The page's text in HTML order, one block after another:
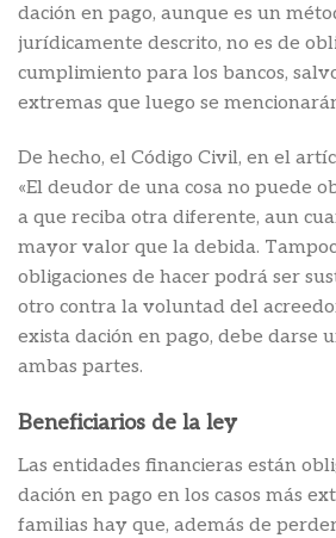
dación en pago, aunque es un
jurídicamente descrito, no es de
cumplimiento para los bancos,
extremas que luego se
De hecho, el Código Civil, en el
«El deudor de una cosa no puede
a que reciba otra diferente, aun
mayor valor que la debida.
obligaciones de hacer podrá ser
otro contra la voluntad del
exista dación en pago, debe darse
ambas partes.
Beneficiarios de la ley
Las entidades financieras están
dación en pago en los casos más
familias hay que, además de